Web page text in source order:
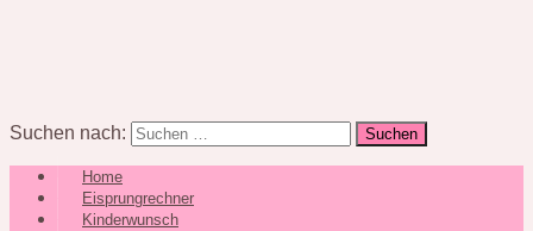
Suchen nach:
Home
Eisprungrechner
Kinderwunsch